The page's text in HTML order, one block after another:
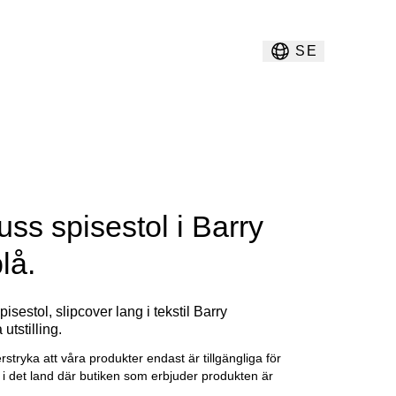
SE
spisestol i Barry
slipcover lang i tekstil Barry
utstilling.
att våra produkter endast är tillgängliga för
det land där butiken som erbjuder produkten är